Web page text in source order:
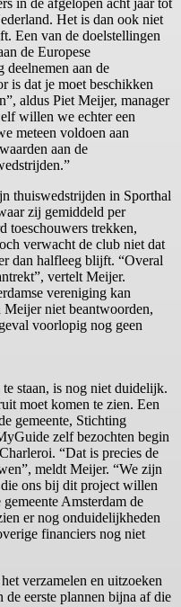
in de afgelopen acht jaar tot
Het is dan ook niet
Een van de doelstellingen
de Europese
aan de
is dat je moet beschikken
aldus Piet Meijer, manager
willen we echter een
meteen voldoen aan
aan de
thuiswedstrijden in Sporthal
zij gemiddeld per
toeschouwers trekken,
verwacht de club niet dat
dan halfleeg blijft. “Overal
vertelt Meijer.
vereniging kan
niet beantwoorden,
voorlopig nog geen
staan, is nog niet duidelijk.
moet komen te zien. Een
gemeente, Stichting
zelf bezochten begin
“Dat is precies de
meldt Meijer. “We zijn
ons bij dit project willen
Amsterdam de
er nog onduidelijkheden
financiers nog niet
verzamelen en uitzoeken
eerste plannen bijna af die